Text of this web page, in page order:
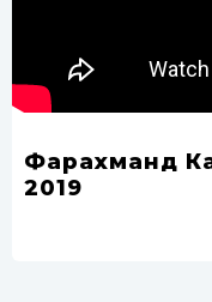
Фарахманд
2019